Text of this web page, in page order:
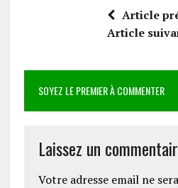
Article
Article
SOYEZ LE PREMIER À COMMENTER
Laissez un
Votre adresse email ne